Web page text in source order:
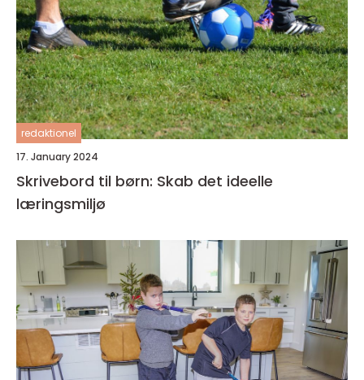
redaktionel
17. January 2024
Skrivebord til børn: Skab det ideelle
læringsmiljø